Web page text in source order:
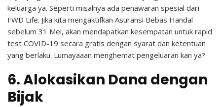
keluarga ya. Seperti misalnya ada penawaran spesial dari
FWD Life. Jika kita mengaktifkan Asuransi Bebas Handal
sebelum 31 Mei, akan mendapatkan kesempatan untuk rapid
test COVID-19 secara gratis dengan syarat dan ketentuan
yang berlaku. Lumayaaan menghemat pengeluaran kan ya?
6. Alokasikan Dana dengan
Bijak